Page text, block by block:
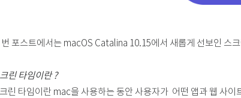
포스트에서는 macOS Catalina 10.15에서 새롭게 선보인 스
린 타임이란 ?
린 타임이란 mac을 사용하는 동안 사용자가 어떤 앱과 웹 사